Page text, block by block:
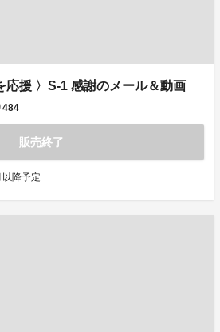
応援 〉S-1 感謝のメール＆動画
484
販売終了
降予定